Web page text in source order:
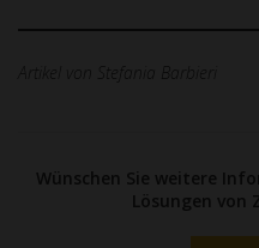
Artikel von Stefania Barbieri
Wünschen Sie weitere
Lösungen von